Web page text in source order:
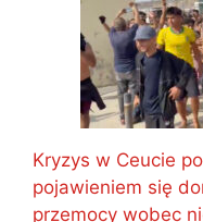
Kryzys w Ceucie
pojawieniem się
przemocy wobec